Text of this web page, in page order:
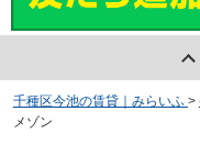
千種区今池の賃貸｜みらいふ >
メゾン